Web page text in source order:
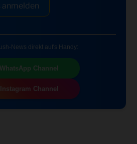
News direkt auf's Handy:
WhatsApp Channel
Instagram Channel